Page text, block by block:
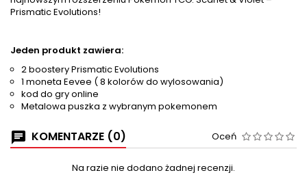
Prismatic Evolutions!
Jeden produkt zawiera:
2 boostery Prismatic Evolutions
1 moneta Eevee ( 8 kolorów do wylosowania)
kod do gry online
Metalowa puszka z wybranym pokemonem
KOMENTARZE (0) Oceń
Na razie nie dodano żadnej recenzji.